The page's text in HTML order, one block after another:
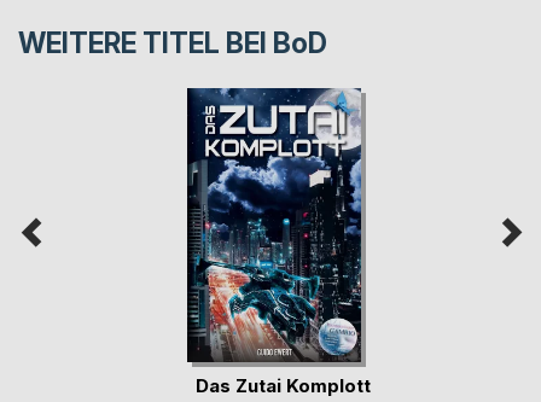
WEITERE TITEL BEI BoD
Das Zutai Komplott